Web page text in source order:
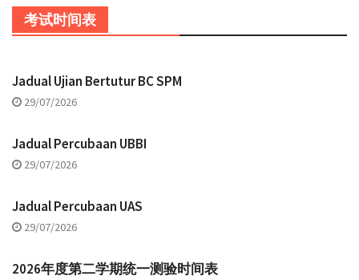
考试时间表
Jadual Ujian Bertutur BC SPM
29/07/2026
Jadual Percubaan UBBI
29/07/2026
Jadual Percubaan UAS
29/07/2026
2026年度第二学期统一测验时间表